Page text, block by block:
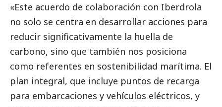
«Este acuerdo de colaboración con Iberdrola
no solo se centra en desarrollar acciones para
reducir significativamente la huella de
carbono, sino que también nos posiciona
como referentes en sostenibilidad marítima. El
plan integral, que incluye puntos de recarga
para embarcaciones y vehículos eléctricos, y